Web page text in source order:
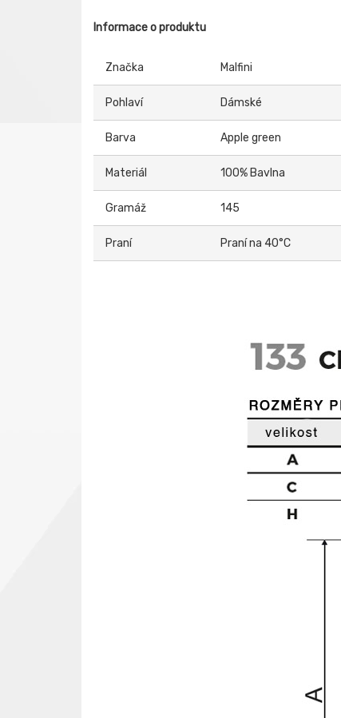
Informace o produktu
Značka Malfini
Pohlaví Dámské
Barva Apple green
Materiál 100% Bavlna
Gramáž 145
Praní Praní na 40°C